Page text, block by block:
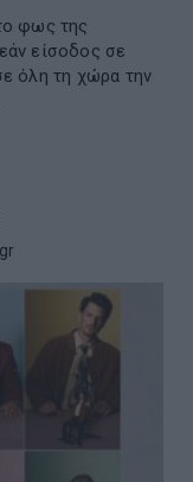
φως της
είσοδος σε
όλη τη χώρα την